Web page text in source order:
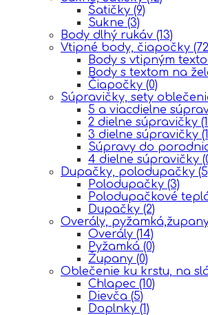
Šatičky (9)
Sukne (3)
Body dlhý rukáv (13)
Vtipné body, čiapočky
Body s vtipným
Body s textom na
Čiapočky (0)
Súpravičky, sety
5 a viacdielne
2 dielne súpravičky
3 dielne súpravičky
Súpravy do
4 dielne súpravičky
Dupačky, polodupačky
Polodupačky (3)
Polodupačkové
Dupačky (2)
Overály,
Overály (14)
Pyžamká (0)
Župany (0)
Oblečenie ku krstu, na
Chlapec (10)
Dievča (5)
Doplnky (1)